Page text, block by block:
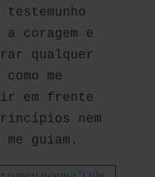
testemunho
coragem e
qualquer
me
em frente
nem
guiam.